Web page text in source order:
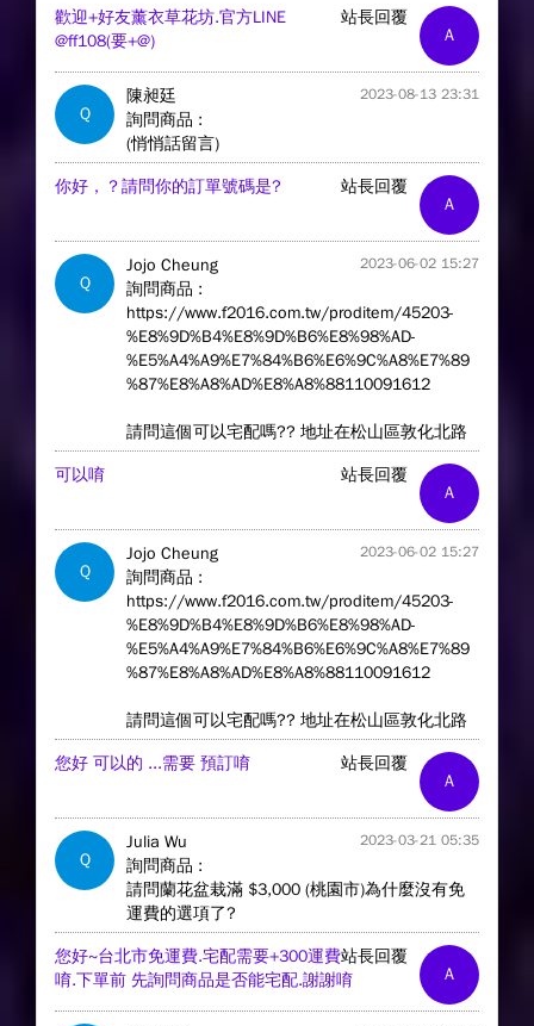
A
站長回覆
歡迎+好友薰衣草花坊.官方LINE
@ff108(要+@)
Q
陳昶廷 2023-08-13 23:31
詢問商品 :
(悄悄話留言)
A
站長回覆
你好，？請問你的訂單號碼是?
Q
Jojo Cheung 2023-06-02 15:27
詢問商品 :
https://www.f2016.com.tw/proditem/45203-
%E8%9D%B4%E8%9D%B6%E8%98%AD-
%E5%A4%A9%E7%84%B6%E6%9C%A8%E7%89
%87%E8%A8%AD%E8%A8%88110091612
請問這個可以宅配嗎?? 地址在松山區敦化北路
A
站長回覆
可以唷
Q
Jojo Cheung 2023-06-02 15:27
詢問商品 :
https://www.f2016.com.tw/proditem/45203-
%E8%9D%B4%E8%9D%B6%E8%98%AD-
%E5%A4%A9%E7%84%B6%E6%9C%A8%E7%89
%87%E8%A8%AD%E8%A8%88110091612
請問這個可以宅配嗎?? 地址在松山區敦化北路
A
站長回覆
您好 可以的 ...需要 預訂唷
Q
Julia Wu 2023-03-21 05:35
詢問商品 :
請問蘭花盆栽滿 $3,000 (桃園市)為什麼沒有免
運費的選項了?
A
站長回覆
您好~台北市免運費.宅配需要+300運費
唷.下單前 先詢問商品是否能宅配.謝謝唷